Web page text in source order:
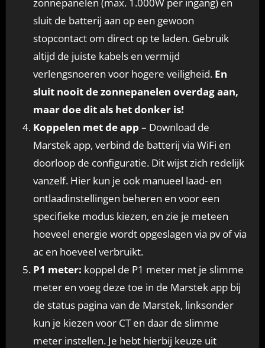
sluit de batterij aan op een gewoon
stopcontact om direct op te laden. Gebruik
altijd de juiste kabels en vermijd
verlengsnoeren voor hogere veiligheid. En
sluit nooit de zonnepanelen overdag aan,
maar doe dit als het donker is!
Koppelen met de app – Download de
Marstek app, verbind de batterij via WiFi en
doorloop de configuratie. Dit wijst zich redelijk
vanzelf. Hier kun je ook manueel laad- en
ontlaadinstellingen beheren en voor een
specifieke modus kiezen, en zie je meteen
hoeveel energie wordt opgeslagen via pv of via
ac en hoeveel verbruikt.
P1 meter: koppel de P1 meter met je slimme
meter en voeg deze toe in de Marstek app bij
de status pagina van de Marstek, linksonder
kun je kiezen voor CT en daar de slimme
meter instellen. Je hebt hierbij keuze uit